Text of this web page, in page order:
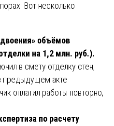
Вот несколько
объёмов
на 1,2 млн. руб.).
в смету отделку стен,
предыдущем акте
оплатил работы повторно,
по расчету